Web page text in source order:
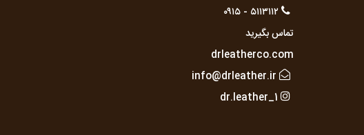
۵۱۱۳۱۱۲ - ۰۹۱۵
تماس بگیرید
drleatherco.com
info@drleather.ir
dr.leather_1